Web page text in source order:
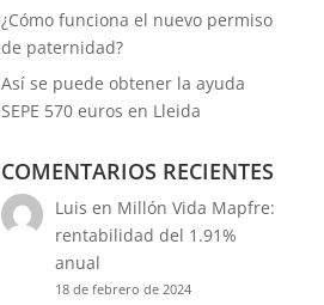
¿Cómo funciona el nuevo permiso
de paternidad?
Así se puede obtener la ayuda
SEPE 570 euros en Lleida
COMENTARIOS RECIENTES
Luis en Millón Vida Mapfre:
rentabilidad del 1.91%
anual
18 de febrero de 2024